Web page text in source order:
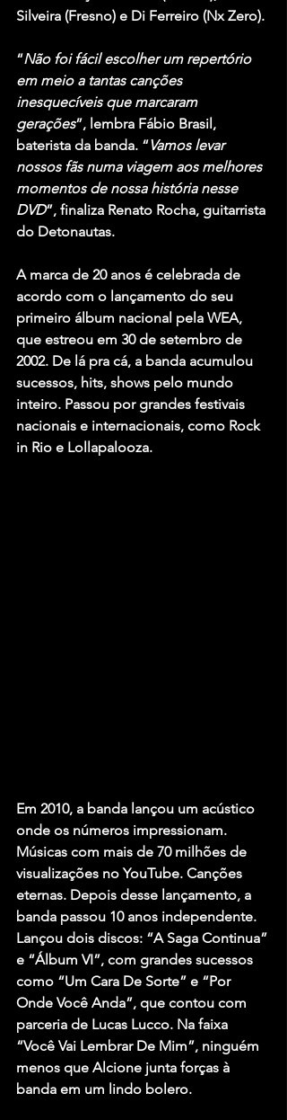
Silveira (Fresno) e Di Ferreiro (Nx Zero).
“Não foi fácil escolher um repertório
em meio a tantas canções
inesquecíveis que marcaram
gerações”, lembra Fábio Brasil,
baterista da banda. “Vamos levar
nossos fãs numa viagem aos melhores
momentos de nossa história nesse
DVD”, finaliza Renato Rocha, guitarrista
do Detonautas.
A marca de 20 anos é celebrada de
acordo com o lançamento do seu
primeiro álbum nacional pela WEA,
que estreou em 30 de setembro de
2002. De lá pra cá, a banda acumulou
sucessos, hits, shows pelo mundo
inteiro. Passou por grandes festivais
nacionais e internacionais, como Rock
in Rio e Lollapalooza.
Em 2010, a banda lançou um acústico
onde os números impressionam.
Músicas com mais de 70 milhões de
visualizações no YouTube. Canções
eternas. Depois desse lançamento, a
banda passou 10 anos independente.
Lançou dois discos: “A Saga Continua”
e “Álbum VI”, com grandes sucessos
como “Um Cara De Sorte” e “Por
Onde Você Anda”, que contou com
parceria de Lucas Lucco. Na faixa
“Você Vai Lembrar De Mim”, ninguém
menos que Alcione junta forças à
banda em um lindo bolero.